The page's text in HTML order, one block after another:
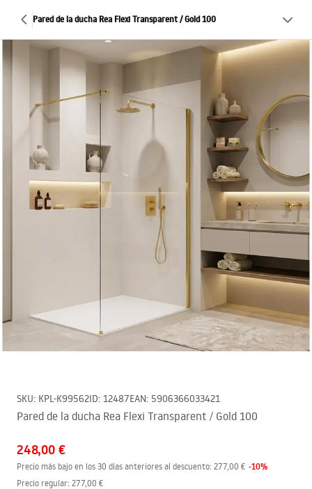
Pared de la ducha Rea Flexi Transparent / Gold 100
SKU: KPL-K99562ID: 12487EAN: 5906366033421
Pared de la ducha Rea Flexi Transparent / Gold 100
248,00 €
Precio más bajo en los 30 días anteriores al descuento: 277,00 € -10%
Precio regular: 277,00 €